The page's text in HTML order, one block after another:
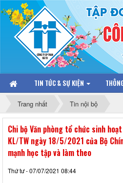
TIN TỨC & SỰ KIỆN
Trang nhất Tin nội bộ
Chi bộ Văn phòng tổ chức sinh
KL/TW ngày 18/5/2021 của Bộ
mạnh học tập và làm theo
Thứ tư - 07/07/2021 08:44